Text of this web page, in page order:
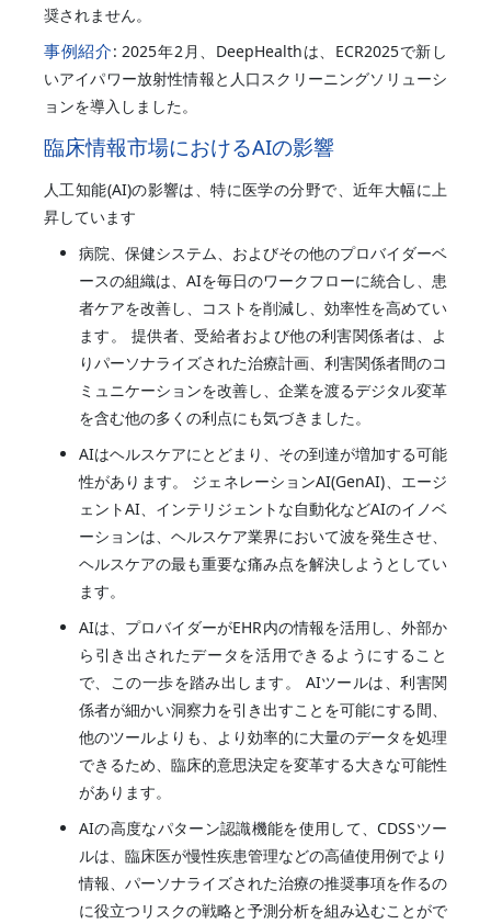
奨されません。
事例紹介: 2025年2月、DeepHealthは、ECR2025で新し
いアイパワー放射性情報と人口スクリーニングソリューシ
ョンを導入しました。
臨床情報市場におけるAIの影響
人工知能(AI)の影響は、特に医学の分野で、近年大幅に上
昇しています
病院、保健システム、およびその他のプロバイダーベ
ースの組織は、AIを毎日のワークフローに統合し、患
者ケアを改善し、コストを削減し、効率性を高めてい
ます。 提供者、受給者および他の利害関係者は、よ
りパーソナライズされた治療計画、利害関係者間のコ
ミュニケーションを改善し、企業を渡るデジタル変革
を含む他の多くの利点にも気づきました。
AIはヘルスケアにとどまり、その到達が増加する可能
性があります。 ジェネレーションAI(GenAI)、エージ
ェントAI、インテリジェントな自動化などAIのイノベ
ーションは、ヘルスケア業界において波を発生させ、
ヘルスケアの最も重要な痛み点を解決しようとしてい
ます。
AIは、プロバイダーがEHR内の情報を活用し、外部か
ら引き出されたデータを活用できるようにすること
で、この一歩を踏み出します。 AIツールは、利害関
係者が細かい洞察力を引き出すことを可能にする間、
他のツールよりも、より効率的に大量のデータを処理
できるため、臨床的意思決定を変革する大きな可能性
があります。
AIの高度なパターン認識機能を使用して、CDSSツー
ルは、臨床医が慢性疾患管理などの高値使用例でより
情報、パーソナライズされた治療の推奨事項を作るの
に役立つリスクの戦略と予測分析を組み込むことがで